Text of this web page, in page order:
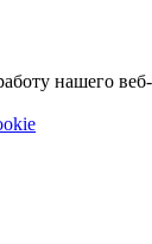
нашего веб-